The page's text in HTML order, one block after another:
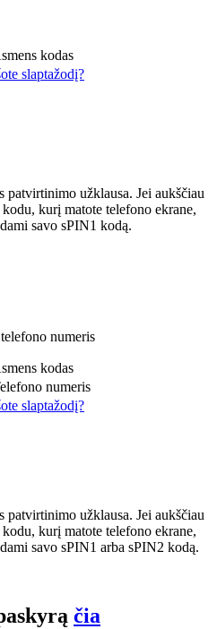
kodas
slaptažodį?
patvirtinimo užklausa. Jei aukščiau
kurį matote telefono ekrane,
savo sPIN1 kodą.
numeris
kodas
numeris
slaptažodį?
patvirtinimo užklausa. Jei aukščiau
kurį matote telefono ekrane,
savo sPIN1 arba sPIN2 kodą.
čia